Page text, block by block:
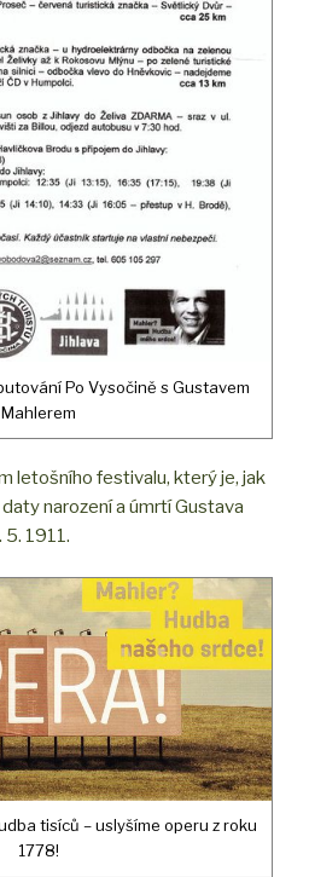
Po Vysočině s Gustavem
Mahlerem
letošního festivalu, který je, jak
narození a úmrtí Gustava
5. 1911.
tisíců – uslyšíme operu z roku
1778!